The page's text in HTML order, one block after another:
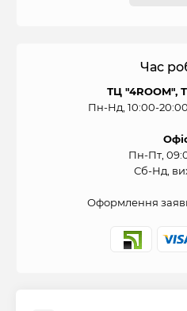
Час
ТЦ "4ROOM",
Пн-Нд, 10:00-
Пн-Пт,
Сб-Нд,
Оформлення